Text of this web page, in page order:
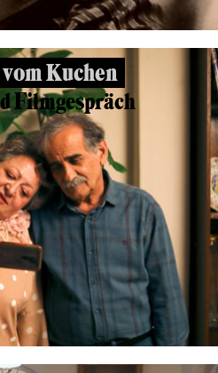
Kuchen
Filmgespräch